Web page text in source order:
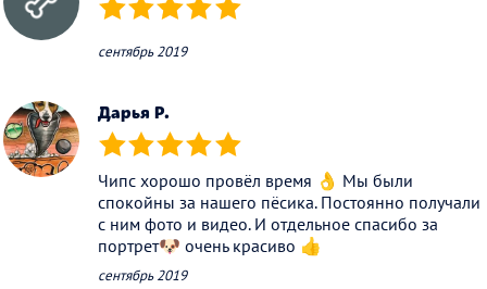
(*) (*) (*) (*) (*)
сентябрь 2019
Дарья Р.
(*) (*) (*) (*) (*)
Чипс хорошо провёл время 👌 Мы были
спокойны за нашего пёсика. Постоянно получали
с ним фото и видео. И отдельное спасибо за
портрет🐶 очень красиво 👍
сентябрь 2019